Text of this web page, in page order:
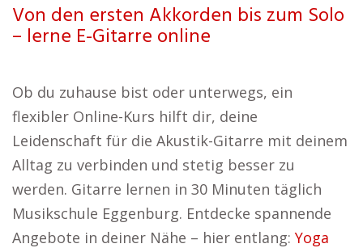
Von den ersten Akkorden bis zum Solo
– lerne E-Gitarre online
Ob du zuhause bist oder unterwegs, ein
flexibler Online-Kurs hilft dir, deine
Leidenschaft für die Akustik-Gitarre mit deinem
Alltag zu verbinden und stetig besser zu
werden. Gitarre lernen in 30 Minuten täglich
Musikschule Eggenburg. Entdecke spannende
Angebote in deiner Nähe – hier entlang: Yoga